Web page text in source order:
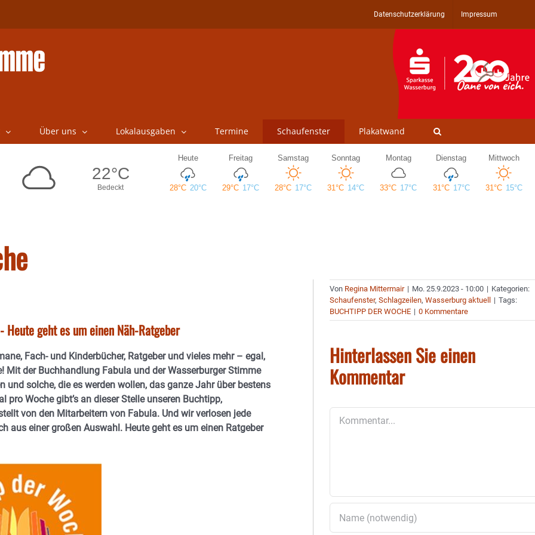
Datenschutzerklärung Impressum
Über uns Lokalausgaben Termine Schaufenster Plakatwand
geht es um einen Näh-Ratgeber
Fach- und Kinderbücher, Ratgeber und vieles mehr – egal,
Mit der Buchhandlung Fabula und der Wasserburger Stimme
und solche, die es werden wollen, das ganze Jahr über bestens
pro Woche gibt’s an dieser Stelle unseren Buchtipp,
von den Mitarbeitern von Fabula. Und wir verlosen jede
aus einer großen Auswahl. Heute geht es um einen Ratgeber
Von Regina Mittermair | Mo. 25.9.2023 - 10:00 | Kategorien:
Schaufenster,Schlagzeilen,Wasserburg aktuell | Tags:
BUCHTIPP DER WOCHE | 0 Kommentare
Hinterlassen Sie einen
Kommentar